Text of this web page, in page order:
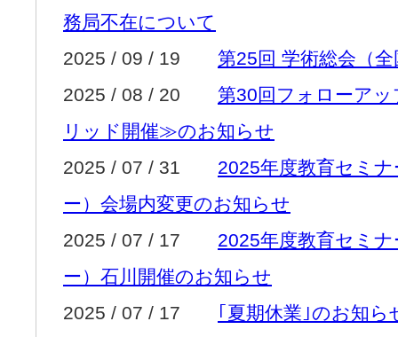
務局不在について
2025 / 09 / 19 第25回 学術総会（
2025 / 08 / 20 第30回フォローア
リッド開催≫のお知らせ
2025 / 07 / 31 2025年度教育セミ
ー）会場内変更のお知らせ
2025 / 07 / 17 2025年度教育セミ
ー）石川開催のお知らせ
2025 / 07 / 17
｢夏期休業｣のお知ら